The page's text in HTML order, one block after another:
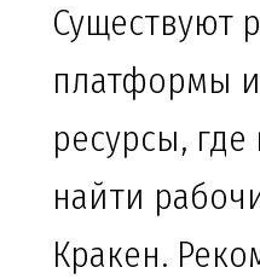
Существуют
платформы
ресурсы,
найти
Кракен.